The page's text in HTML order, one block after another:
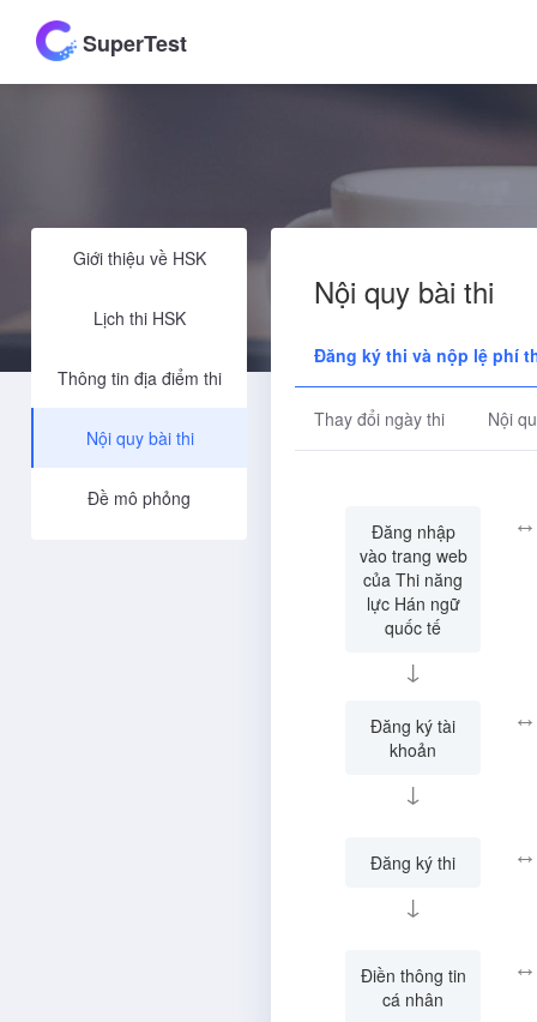
SuperTest
Giới thiệu về HSK
Lịch thi HSK
Thông tin địa điểm thi
Nội quy bài thi
Đề mô phỏng
Nội quy bài thi
Đăng ký thi và nộp lệ phí
Thay đổi ngày thi Nội
Đăng nhập
vào trang web
của Thi năng
lực Hán ngữ
quốc tế
↓
↔
Đăng ký tài
khoản
↓
↔
Đăng ký thi
↓
↔
Điền thông tin
cá nhân
↔